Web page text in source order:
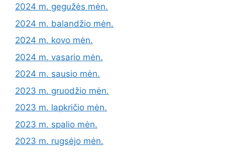
2024 m. gegužės mėn.
2024 m. balandžio mėn.
2024 m. kovo mėn.
2024 m. vasario mėn.
2024 m. sausio mėn.
2023 m. gruodžio mėn.
2023 m. lapkričio mėn.
2023 m. spalio mėn.
2023 m. rugsėjo mėn.